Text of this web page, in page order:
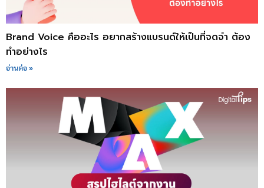
Brand Voice คืออะไร อยากสร้างแบรนด์ให้เป็นที่จดจำ ต้อง
ทำอย่างไร
อ่านต่อ »